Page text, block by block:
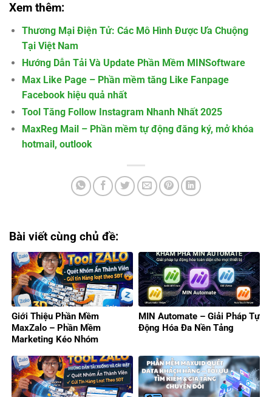
Xem thêm:
Thương Mại Điện Tử: Các Mô Hình Được Ưa Chuộng
Tại Việt Nam
Hướng Dẫn Tải Và Update Phần Mềm MINSoftware
Max Like Page – Phần mềm tăng Like Fanpage
Facebook hiệu quả nhất
Tool Tăng Follow Instagram Nhanh Nhất 2025
MaxReg Mail – Phần mềm tự động đăng ký, mở khóa
hotmail, outlook
Bài viết cùng chủ đề:
Giới Thiệu Phần Mềm
MaxZalo – Phần Mềm
Marketing Kéo Nhóm
MIN Automate – Giải Pháp Tự
Động Hóa Đa Nền Tảng